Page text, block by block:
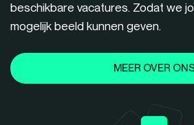
beschikbare vacatures. Zodat we
mogelijk beeld kunnen geven.
MEER OVER ONS